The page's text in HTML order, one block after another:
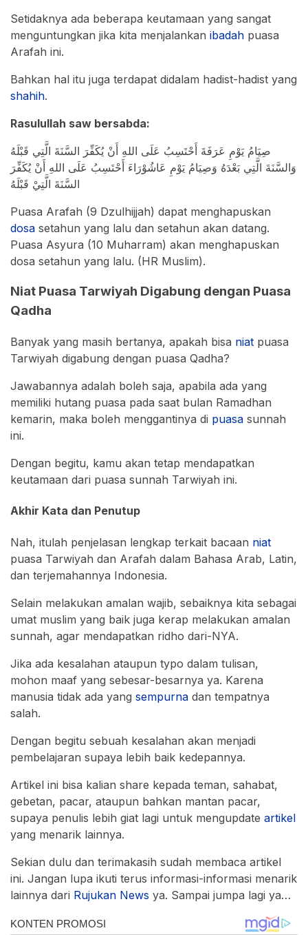
Setidaknya ada beberapa keutamaan yang sangat
menguntungkan jika kita menjalankan ibadah puasa
Arafah ini.
Bahkan hal itu juga terdapat didalam hadist-hadist yang
shahih.
Rasulullah saw bersabda:
صِيَامُ يَوْمِ عَرَفَةَ أَحْتَسِبُ عَلَى اللهِ أَنْ يُكَفِّرَ السَّنَةَ الَّتِي قَبْلَهُ
وَالسَّنَةَ الَّتِي بَعْدَهُ وَصِيَامُ يَوْمِ عَاشُوْرَاءَ أَحْتَسِبُ عَلَى اللهِ أَنْ يُكَفِّرَ
السَّنَةَ الَّتِيْ قَبْلَهُ
Puasa Arafah (9 Dzulhijjah) dapat menghapuskan
dosa setahun yang lalu dan setahun akan datang.
Puasa Asyura (10 Muharram) akan menghapuskan
dosa setahun yang lalu. (HR Muslim).
Niat Puasa Tarwiyah Digabung dengan Puasa
Qadha
Banyak yang masih bertanya, apakah bisa niat puasa
Tarwiyah digabung dengan puasa Qadha?
Jawabannya adalah boleh saja, apabila ada yang
memiliki hutang puasa pada saat bulan Ramadhan
kemarin, maka boleh menggantinya di puasa sunnah
ini.
Dengan begitu, kamu akan tetap mendapatkan
keutamaan dari puasa sunnah Tarwiyah ini.
Akhir Kata dan Penutup
Nah, itulah penjelasan lengkap terkait bacaan niat
puasa Tarwiyah dan Arafah dalam Bahasa Arab, Latin,
dan terjemahannya Indonesia.
Selain melakukan amalan wajib, sebaiknya kita sebagai
umat muslim yang baik juga kerap melakukan amalan
sunnah, agar mendapatkan ridho dari-NYA.
Jika ada kesalahan ataupun typo dalam tulisan,
mohon maaf yang sebesar-besarnya ya. Karena
manusia tidak ada yang sempurna dan tempatnya
salah.
Dengan begitu sebuah kesalahan akan menjadi
pembelajaran supaya lebih baik kedepannya.
Artikel ini bisa kalian share kepada teman, sahabat,
gebetan, pacar, ataupun bahkan mantan pacar,
supaya penulis lebih giat lagi untuk mengupdate artikel
yang menarik lainnya.
Sekian dulu dan terimakasih sudah membaca artikel
ini. Jangan lupa ikuti terus informasi-informasi menarik
lainnya dari Rujukan News ya. Sampai jumpa lagi ya…